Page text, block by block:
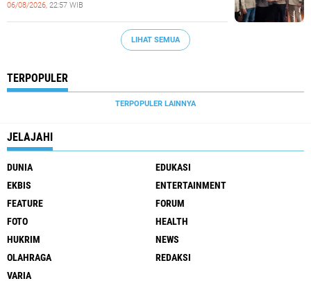
06/08/2026, 22:57 WIB
LIHAT SEMUA
TERPOPULER
TERPOPULER LAINNYA
JELAJAHI
DUNIA
EDUKASI
EKBIS
ENTERTAINMENT
FEATURE
FORUM
FOTO
HEALTH
HUKRIM
NEWS
OLAHRAGA
REDAKSI
VARIA